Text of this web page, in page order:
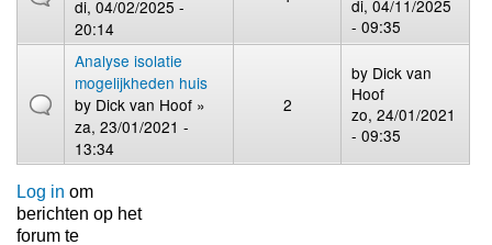
di, 04/02/2025 -
20:14
di, 04/11/2025
- 09:35
Analyse isolatie
mogelijkheden huis
by Dick van Hoof »
za, 23/01/2021 -
13:34
2
by Dick van
Hoof
zo, 24/01/2021
- 09:35
Log in om
berichten op het
forum te